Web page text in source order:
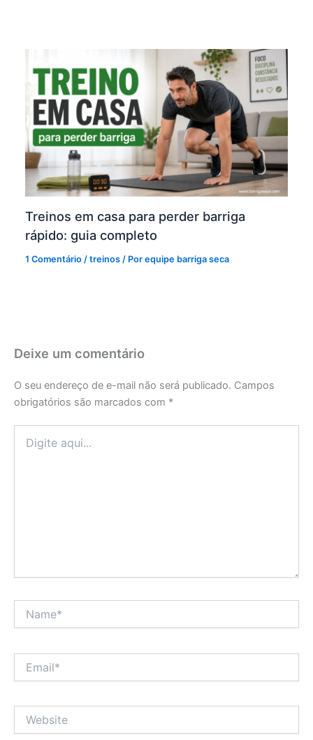
Treinos em casa para perder barriga
rápido: guia completo
1 Comentário /treinos / Porequipe barriga seca
Deixe um comentário
O seu endereço de e-mail não será publicado. Campos
obrigatórios são marcados com *
aqui...